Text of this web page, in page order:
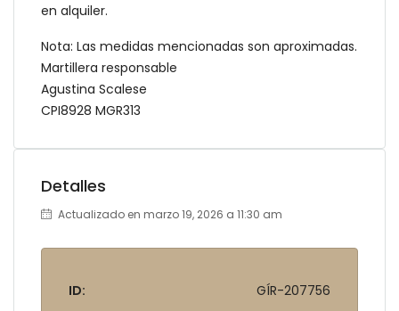
en alquiler.
Nota: Las medidas mencionadas son aproximadas.
Martillera responsable
Agustina Scalese
CPI8928 MGR313
Detalles
Actualizado en marzo 19, 2026 a 11:30 am
ID:
GÍR-207756